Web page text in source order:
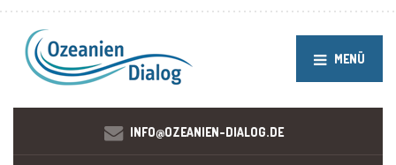
MENÜ
INFO@OZEANIEN-DIALOG.DE